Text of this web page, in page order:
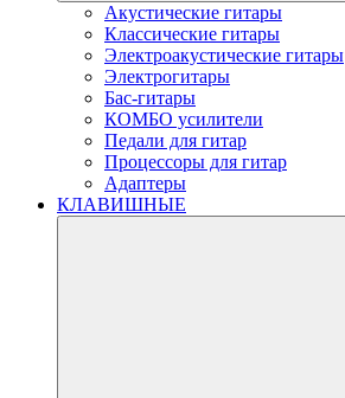
Акустические гитары
Классические гитары
Электроакустические гитары
Электрогитары
Бас-гитары
КОМБО усилители
Педали для гитар
Процессоры для гитар
Адаптеры
КЛАВИШНЫЕ